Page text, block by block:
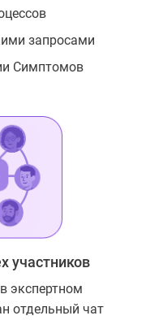
запросами
Симптомов
участников
экспертном
отдельный чат